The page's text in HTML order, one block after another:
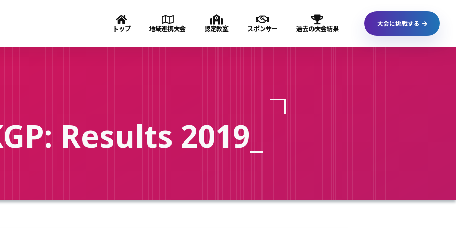
トップ 地域連携大会 認定教室 スポンサー 過去の大会結果
大会に挑戦する
Results 2019